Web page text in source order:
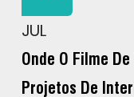
JUL
Onde O Filme
Projetos De